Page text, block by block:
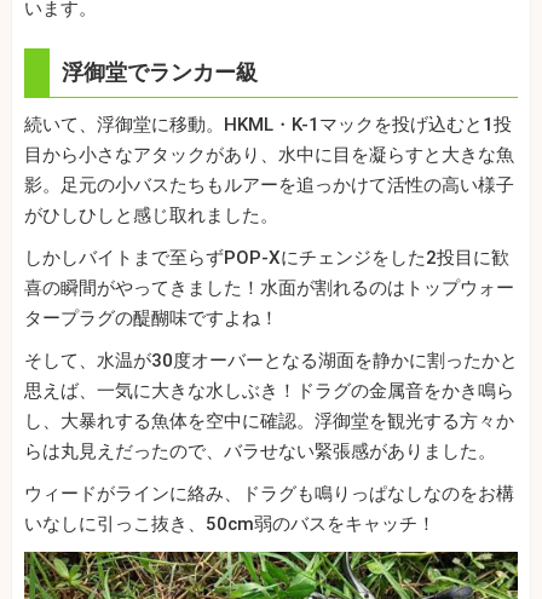
います。
浮御堂でランカー級
続いて、浮御堂に移動。HKML・K-1マックを投げ込むと1投
目から小さなアタックがあり、水中に目を凝らすと大きな魚
影。足元の小バスたちもルアーを追っかけて活性の高い様子
がひしひしと感じ取れました。
しかしバイトまで至らずPOP-Xにチェンジをした2投目に歓
喜の瞬間がやってきました！水面が割れるのはトップウォー
タープラグの醍醐味ですよね！
そして、水温が30度オーバーとなる湖面を静かに割ったかと
思えば、一気に大きな水しぶき！ドラグの金属音をかき鳴ら
し、大暴れする魚体を空中に確認。浮御堂を観光する方々か
らは丸見えだったので、バラせない緊張感がありました。
ウィードがラインに絡み、ドラグも鳴りっぱなしなのをお構
いなしに引っこ抜き、50cm弱のバスをキャッチ！